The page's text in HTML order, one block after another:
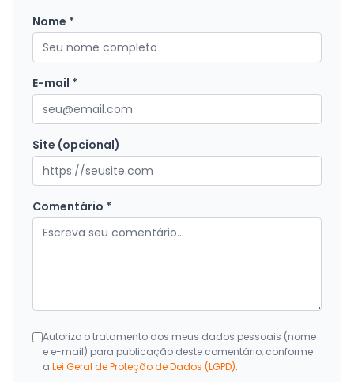
Nome *
E-mail *
Site (opcional)
Comentário *
Autorizo o tratamento dos meus dados pessoais (nome
e e-mail) para publicação deste comentário, conforme
a Lei Geral de Proteção de Dados (LGPD).